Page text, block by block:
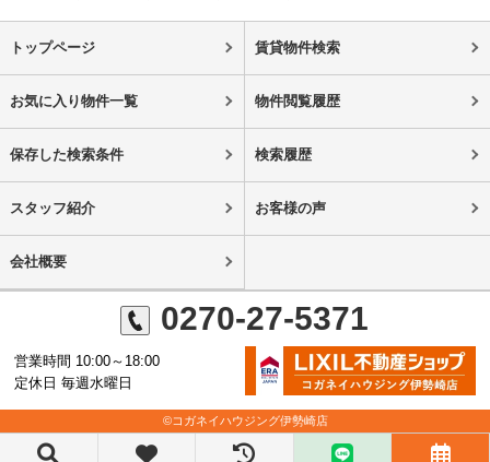
トップページ 賃貸物件検索
お気に入り物件一覧 物件閲覧履歴
保存した検索条件 検索履歴
スタッフ紹介 お客様の声
会社概要
0270-27-5371
営業時間 10:00～18:00
定休日 毎週水曜日
©コガネイハウジング伊勢崎店